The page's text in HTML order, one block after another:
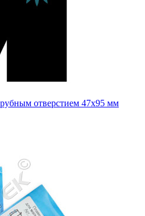
отверстием 47х95 мм